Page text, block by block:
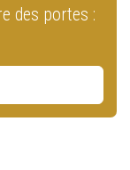
des portes :